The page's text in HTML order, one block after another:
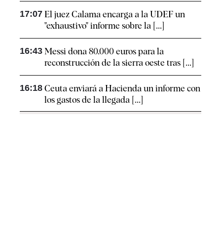
17:07 El juez Calama encarga a la UDEF un
"exhaustivo" informe sobre la [...]
16:43 Messi dona 80.000 euros para la
reconstrucción de la sierra oeste tras [...]
16:18 Ceuta enviará a Hacienda un informe con
los gastos de la llegada [...]